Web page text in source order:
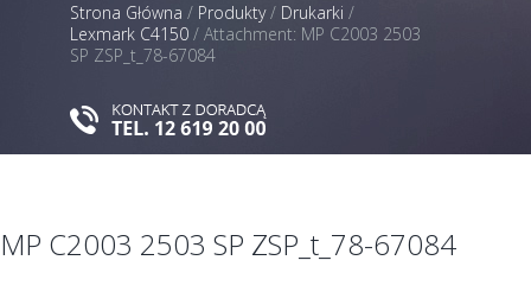
Strona Główna / Produkty/ Drukarki /
Lexmark C4150 / Attachment: MP C2003 2503
SP ZSP_t_78-67084
MP C2003 2503 SP ZSP_t_78-67084